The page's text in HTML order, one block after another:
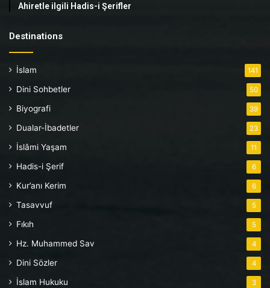
Ahiretle ilgili Hadis-i Şerifler
Destinations
İslam 141
Dini Sohbetler 50
Biyografi 39
Dualar-İbadetler 23
İslâmi Yaşam 11
Hadis-i Şerif 6
Kur’anı Kerim 6
Tasavvuf 5
Fıkıh 5
Hz. Muhammed Sav 4
Dini Sözler 4
İslam Hukuku 3